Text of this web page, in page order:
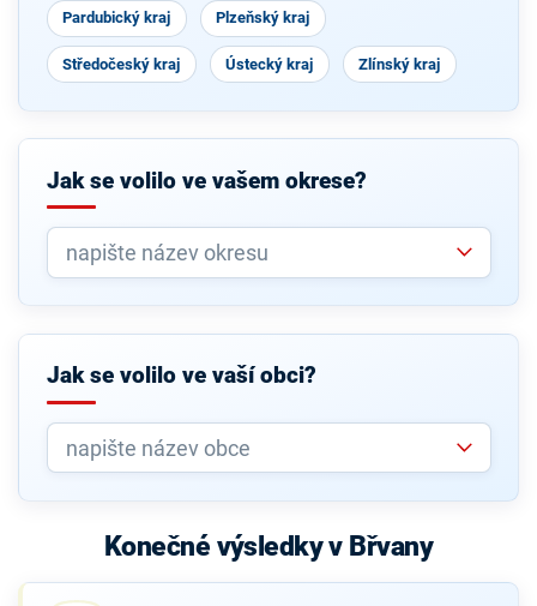
Pardubický kraj Plzeňský kraj
Středočeský kraj Ústecký kraj Zlínský kraj
Jak se volilo ve vašem okrese?
Jak se volilo ve vaší obci?
Konečné výsledky v Břvany